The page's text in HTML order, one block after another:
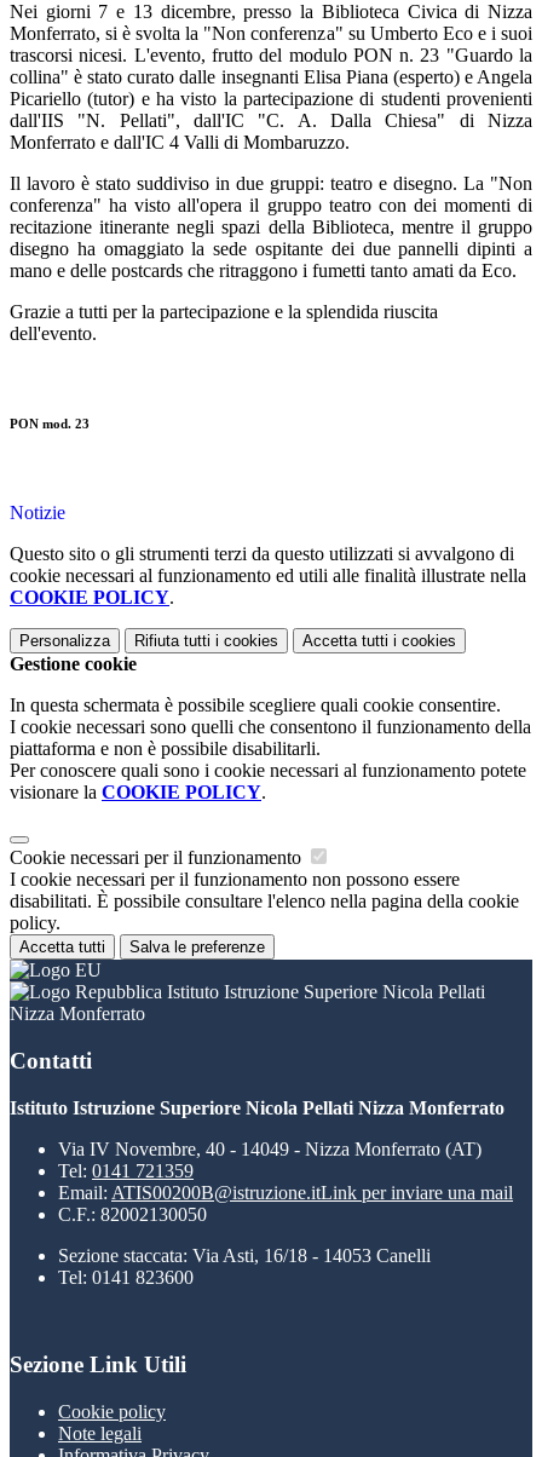
Nei giorni 7 e 13 dicembre, presso la Biblioteca Civica di Nizza
Monferrato, si è svolta la "Non conferenza" su Umberto Eco e i suoi
trascorsi nicesi. L'evento, frutto del modulo PON n. 23 "Guardo la
collina" è stato curato dalle insegnanti Elisa Piana (esperto) e Angela
Picariello (tutor) e ha visto la partecipazione di studenti provenienti
dall'IIS "N. Pellati", dall'IC "C. A. Dalla Chiesa" di Nizza
Monferrato e dall'IC 4 Valli di Mombaruzzo.
Il lavoro è stato suddiviso in due gruppi: teatro e disegno. La "Non
conferenza" ha visto all'opera il gruppo teatro con dei momenti di
recitazione itinerante negli spazi della Biblioteca, mentre il gruppo
disegno ha omaggiato la sede ospitante dei due pannelli dipinti a
mano e delle postcards che ritraggono i fumetti tanto amati da Eco.
Grazie a tutti per la partecipazione e la splendida riuscita
dell'evento.
PON mod. 23
Notizie
Questo sito o gli strumenti terzi da questo utilizzati si avvalgono di
cookie necessari al funzionamento ed utili alle finalità illustrate nella
COOKIE POLICY.
Personalizza Rifiuta tutti i cookies Accetta tutti i cookies
Gestione cookie
In questa schermata è possibile scegliere quali cookie consentire.
I cookie necessari sono quelli che consentono il funzionamento della
piattaforma e non è possibile disabilitarli.
Per conoscere quali sono i cookie necessari al funzionamento potete
visionare la COOKIE POLICY.
Cookie necessari per il funzionamento
I cookie necessari per il funzionamento non possono essere
disabilitati. È possibile consultare l'elenco nella pagina della cookie
policy.
Accetta tutti Salva le preferenze
Istituto Istruzione Superiore Nicola Pellati
Nizza Monferrato
Contatti
Istituto Istruzione Superiore Nicola Pellati Nizza Monferrato
Via IV Novembre, 40 - 14049 - Nizza Monferrato (AT)
Tel: 0141 721359
Email: ATIS00200B@istruzione.itLink per inviare una mail
C.F.: 82002130050
Sezione staccata: Via Asti, 16/18 - 14053 Canelli
Tel: 0141 823600
Sezione Link Utili
Cookie policy
Note legali